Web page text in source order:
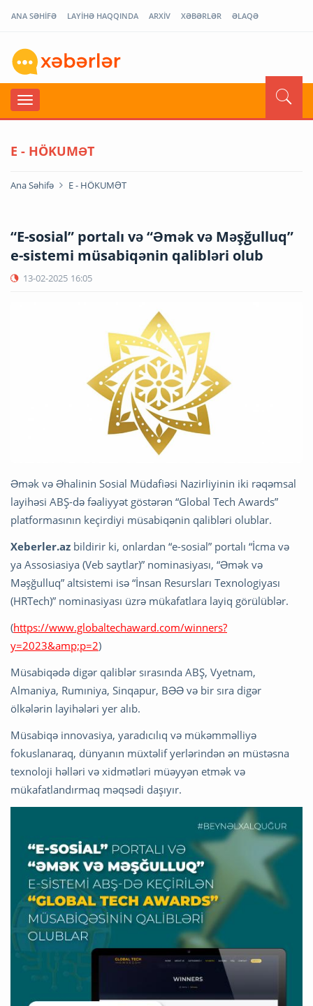
ANA SƏHİFƏ LAYİHƏ HAQQINDA ARXİV XƏBƏRLƏR ƏLAQƏ
E - HÖKUMƏT
Ana Səhifə E - HÖKUMƏT
“E-sosial” portalı və “Əmək və Məşğulluq”
e-sistemi müsabiqənin qalibləri olub
13-02-2025 16:05
Əmək və Əhalinin Sosial Müdafiəsi Nazirliyinin iki rəqəmsal
layihəsi ABŞ-də fəaliyyət göstərən “Global Tech Awards”
platformasının keçirdiyi müsabiqənin qalibləri olublar.
Xeberler.az bildirir ki, onlardan “e-sosial” portalı “İcma və
ya Assosiasiya (Veb saytlar)” nominasiyası, “Əmək və
Məşğulluq” altsistemi isə “İnsan Resursları Texnologiyası
(HRTech)” nominasiyası üzrə mükafatlara layiq görülüblər.
(https://www.globaltechaward.com/winners?
y=2023&amp;p=2)
Müsabiqədə digər qaliblər sırasında ABŞ, Vyetnam,
Almaniya, Rumıniya, Sinqapur, BƏƏ və bir sıra digər
ölkələrin layihələri yer alıb.
Müsabiqə innovasiya, yaradıcılıq və mükəmməlliyə
fokuslanaraq, dünyanın müxtəlif yerlərindən ən müstəsna
texnoloji həlləri və xidmətləri müəyyən etmək və
mükafatlandırmaq məqsədi daşıyır.